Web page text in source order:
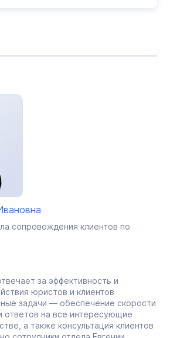
сопровождения клиентов по
за эффективность и
юристов и клиентов
задачи — обеспечение скорости
ответов на все интересующие
а также консультация клиентов